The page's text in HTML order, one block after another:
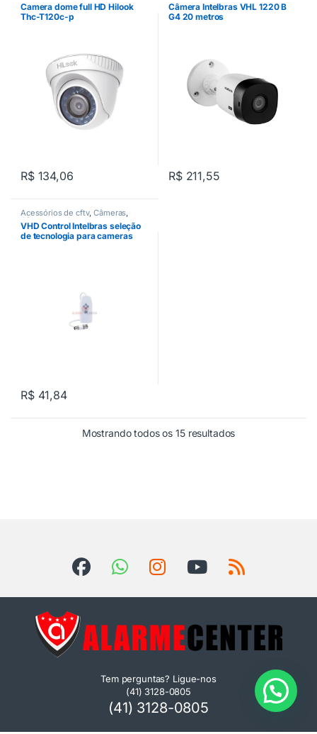
Camera dome full HD Hilook
Thc-T120c-p
R$134,06
Câmera Intelbras VHL 1220 B
G4 20 metros
R$211,55
Acessórios de cftv,Câmeras,
Câmeras de Segurança
Conectores CFTV,Conversor de
video balun
VHD Control Intelbras seleção
de tecnologia para cameras
R$41,84
Mostrando todos os 15 resultados
Tem perguntas? Ligue-nos
(41) 3128-0805
(41) 3128-0805